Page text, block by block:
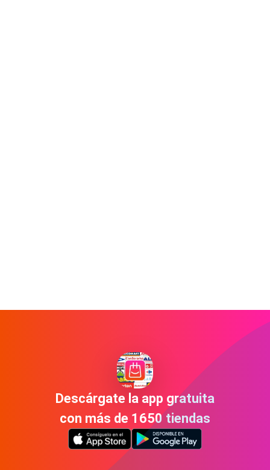
Descárgate la app gratuita
con más de 1650 tiendas